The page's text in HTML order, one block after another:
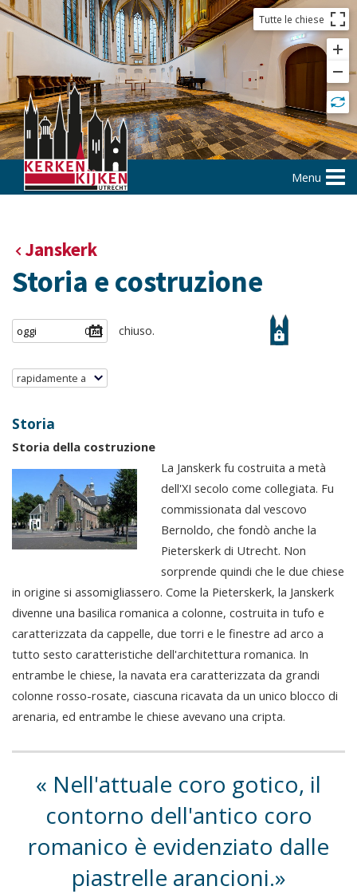
Tutte le chiese
Menu
Janskerk
Storia e costruzione
chiuso.
rapidamente a
Storia
Storia della costruzione
La Janskerk fu costruita a metà
dell'XI secolo come collegiata. Fu
commissionata dal vescovo
Bernoldo, che fondò anche la
Pieterskerk di Utrecht. Non
sorprende quindi che le due chiese
in origine si assomigliassero. Come la Pieterskerk, la Janskerk
divenne una basilica romanica a colonne, costruita in tufo e
caratterizzata da cappelle, due torri e le finestre ad arco a
tutto sesto caratteristiche dell'architettura romanica. In
entrambe le chiese, la navata era caratterizzata da grandi
colonne rosso-rosate, ciascuna ricavata da un unico blocco di
arenaria, ed entrambe le chiese avevano una cripta.
Nell'attuale coro gotico, il
contorno dell'antico coro
romanico è evidenziato dalle
piastrelle arancioni.